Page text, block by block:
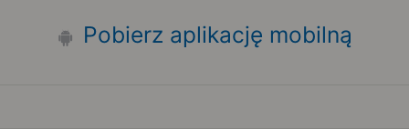
Pobierz aplikację mobilną